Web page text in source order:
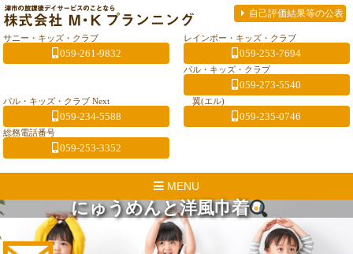
自己評価結果等の公表
サニー・キッズ・クラブ
059-261-9832
レインボー・キッズ・クラブ
059-253-7694
パル・キッズ・クラブ
059-273-5540
パル・キッズ・クラブ Next
059-234-5588
翼(エル)
059-235-0746
総務電話番号
059-253-3352
MENU
にゅうめんと洋風巾着